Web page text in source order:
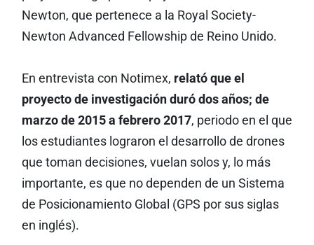
Newton, que pertenece a la Royal Society-
Newton Advanced Fellowship de Reino Unido.
En entrevista con Notimex, relató que el
proyecto de investigación duró dos años; de
marzo de 2015 a febrero 2017, periodo en el que
los estudiantes lograron el desarrollo de drones
que toman decisiones, vuelan solos y, lo más
importante, es que no dependen de un Sistema
de Posicionamiento Global (GPS por sus siglas
en inglés).